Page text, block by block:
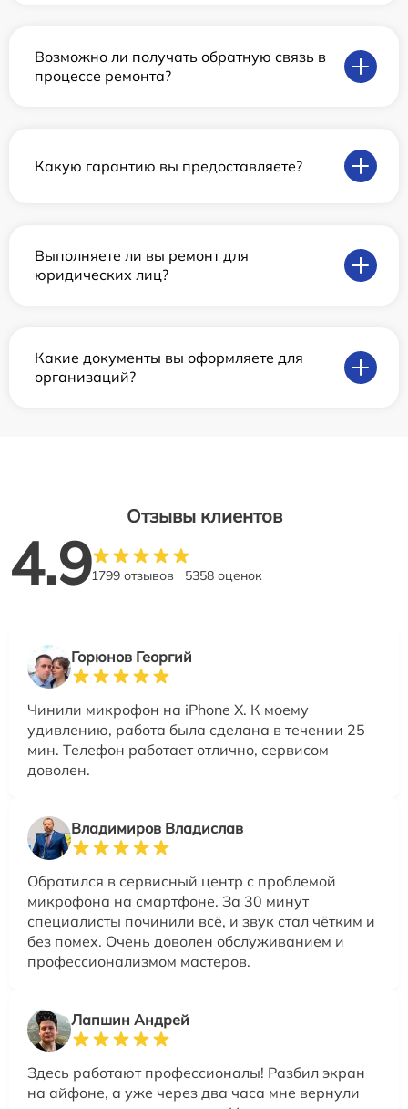
Возможно ли получать обратную связь в
процессе ремонта?
Какую гарантию вы предоставляете?
Выполняете ли вы ремонт для
юридических лиц?
Какие документы вы оформляете для
организаций?
Отзывы клиентов
4.91799 отзывов 5358 оценок
Горюнов Георгий
Чинили микрофон на iPhone X. К моему
удивлению, работа была сделана в течении 25
мин. Телефон работает отлично, сервисом
доволен.
Владимиров Владислав
Обратился в сервисный центр с проблемой
микрофона на смартфоне. За 30 минут
специалисты починили всё, и звук стал чётким и
без помех. Очень доволен обслуживанием и
профессионализмом мастеров.
Лапшин Андрей
Здесь работают профессионалы! Разбил экран
на айфоне, а уже через два часа мне вернули